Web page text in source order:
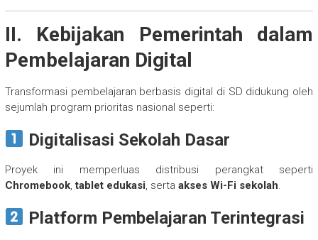
II. Kebijakan Pemerintah dalam
Pembelajaran Digital
Transformasi pembelajaran berbasis digital di SD didukung oleh
sejumlah program prioritas nasional seperti:
Digitalisasi Sekolah Dasar
Proyek ini memperluas distribusi perangkat seperti
Chromebook,tablet edukasi, serta akses Wi-Fi sekolah.
Platform Pembelajaran Terintegrasi